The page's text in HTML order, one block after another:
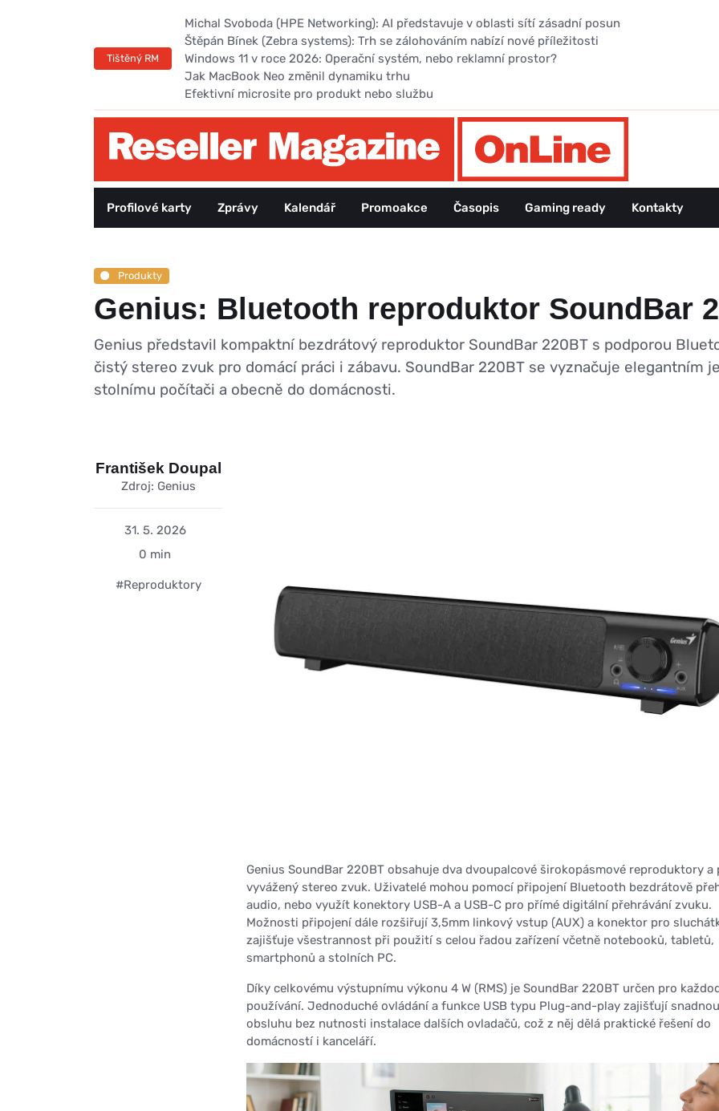
Tištěný RM
Michal Svoboda (HPE Networking): AI představuje v oblasti sítí zásadní posun
Štěpán Bínek (Zebra systems): Trh se zálohováním nabízí nové příležitosti
Windows 11 v roce 2026: Operační systém, nebo reklamní prostor?
Jak MacBook Neo změnil dynamiku trhu
Efektivní microsite pro produkt nebo službu
Profilové karty Zprávy Kalendář Promoakce Časopis Gaming ready Kontakty
Produkty
Genius: Bluetooth reproduktor SoundBar
Genius představil kompaktní bezdrátový reproduktor SoundBar 220BT s podporou
čistý stereo zvuk pro domácí práci i zábavu. SoundBar 220BT se vyznačuje elegantním
stolnímu počítači a obecně do domácnosti.
František Doupal
Zdroj: Genius
31. 5. 2026
0 min
#Reproduktory
Genius SoundBar 220BT obsahuje dva dvoupalcové širokopásmové reproduktory a
vyvážený stereo zvuk. Uživatelé mohou pomocí připojení Bluetooth bezdrátově
audio, nebo využít konektory USB-A a USB-C pro přímé digitální přehrávání zvuku.
Možnosti připojení dále rozšiřují 3,5mm linkový vstup (AUX) a konektor pro
zajišťuje všestrannost při použití s celou řadou zařízení včetně notebooků, tabletů,
smartphonů a stolních PC.
Díky celkovému výstupnímu výkonu 4 W (RMS) je SoundBar 220BT určen pro
používání. Jednoduché ovládání a funkce USB typu Plug-and-play zajišťují snadnou
obsluhu bez nutnosti instalace dalších ovladačů, což z něj dělá praktické řešení do
domácností i kanceláří.